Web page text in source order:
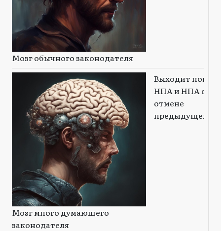
Мозг обычного законодателя
Мозг много думающего
законодателя
Выходит новый
НПА и НПА об
отмене
предыдущего